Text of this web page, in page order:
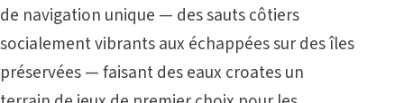
de navigation unique — des sauts côtiers
socialement vibrants aux échappées sur des îles
préservées — faisant des eaux croates un